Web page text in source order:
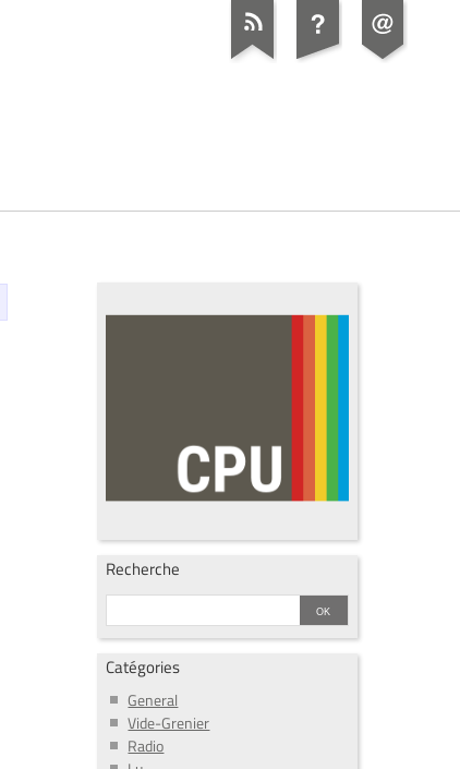
Recherche
Catégories
General
Vide-Grenier
Radio